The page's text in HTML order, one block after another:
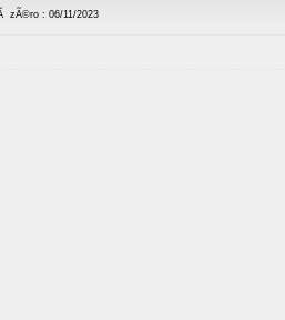
zÃ©ro : 06/11/2023